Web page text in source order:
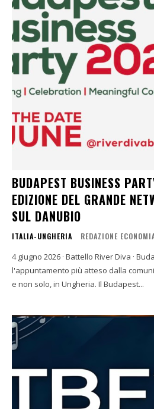
BUDAPEST BUSINESS
EDIZIONE DEL GRANDE
SUL DANUBIO
ITALIA-UNGHERIA REDAZIONE
4 giugno 2026 · Battello River Diva · Budapest Torna
l'appuntamento più atteso dalla
e non solo, in Ungheria. Il Budapest...